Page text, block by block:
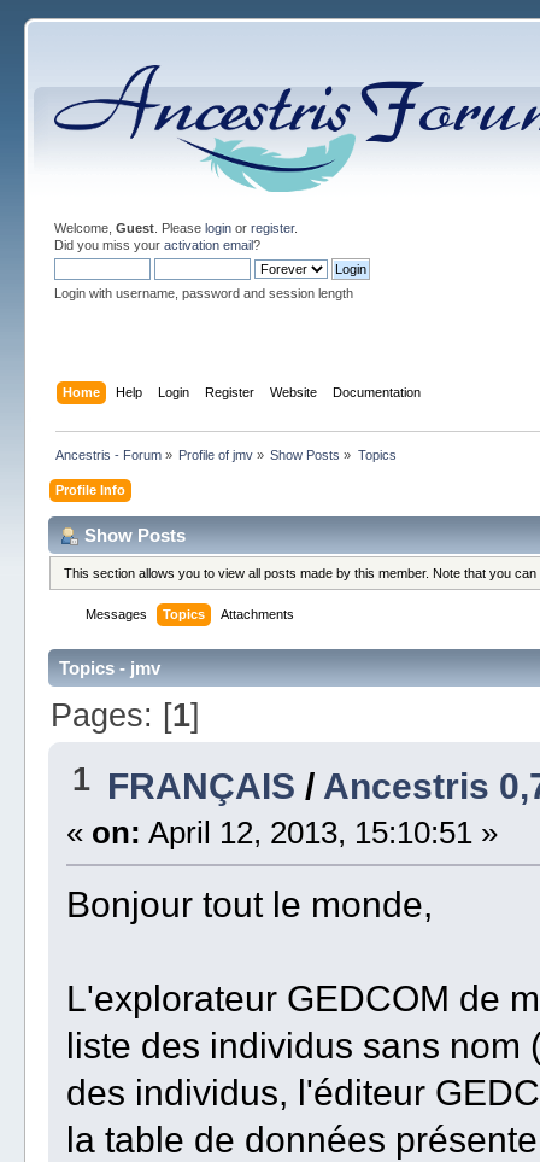
Welcome, Guest. Please loginor register.
Did you miss your activation email?
Login with username, password and session length
Home Help Login Register Website Documentation
Ancestris - Forum» Profile of jmv » Show Posts » Topics
Profile Info
Show Posts
This section allows you to view all posts made by this member. Note that you
Messages Topics Attachments
Topics - jmv
Pages: [1]
1 FRANÇAIS / Ancestris
« on: April 12, 2013, 15:10:51 »
Bonjour tout le monde,
L'explorateur GEDCOM de
liste des individus sans
des individus, l'éditeur
la table de données